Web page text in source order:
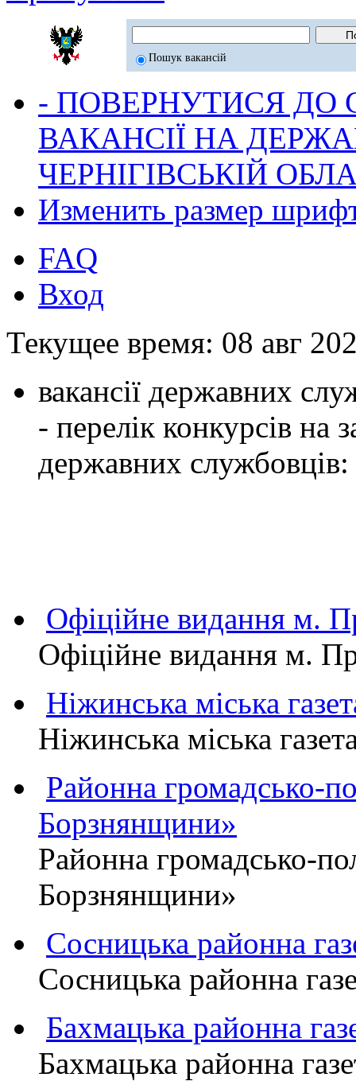
Пошук вакансій
- ПОВЕРНУТИСЯ ДО
ВАКАНСІЇ НА
ЧЕРНІГІВСЬКІЙ
Изменить размер
FAQ
Вход
Текущее время: 08 авг
вакансії державних
- перелік конкурсів на
державних службовців:
Офіційне видання
Офіційне видання м.
Ніжинська міська
Ніжинська міська
Районна громадсько-
Борзнянщини»
Районна громадсько-
Борзнянщини»
Сосницька районна
Сосницька районна
Бахмацька районна
Бахмацька районна